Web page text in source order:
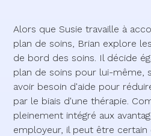
Alors que Susie travaille à
plan de soins, Brian explore
de bord des soins. Il décide
plan de soins pour lui-même,
avoir besoin d'aide pour
par le biais d'une thérapie.
pleinement intégré aux
employeur, il peut être certain